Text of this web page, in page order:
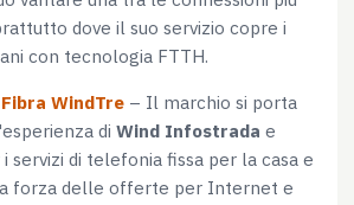
dove il suo servizio copre i
con tecnologia FTTH.
WindTre – Il marchio si porta
di Wind Infostrada e
i servizi di telefonia fissa per la casa e
forza delle offerte per Internet e